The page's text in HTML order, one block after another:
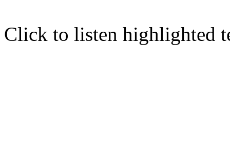
Click to listen highlighted